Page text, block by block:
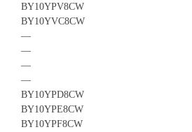
BY10YPV8CW
BY10YVC8CW
—
—
—
—
BY10YPD8CW
BY10YPE8CW
BY10YPF8CW